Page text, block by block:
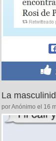
La
por Anónimo el 16